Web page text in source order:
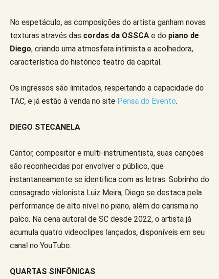
No espetáculo, as composições do artista ganham novas
texturas através das cordas da OSSCA e do piano de
Diego, criando uma atmosfera intimista e acolhedora,
característica do histórico teatro da capital.
Os ingressos são limitados, respeitando a capacidade do
TAC, e já estão à venda no site Pensa do Evento.
DIEGO STECANELA
Cantor, compositor e multi-instrumentista, suas canções
são reconhecidas por envolver o público, que
instantaneamente se identifica com as letras. Sobrinho do
consagrado violonista Luiz Meira, Diego se destaca pela
performance de alto nível no piano, além do carisma no
palco. Na cena autoral de SC desde 2022, o artista já
acumula quatro videoclipes lançados, disponíveis em seu
canal no YouTube.
QUARTAS SINFÔNICAS